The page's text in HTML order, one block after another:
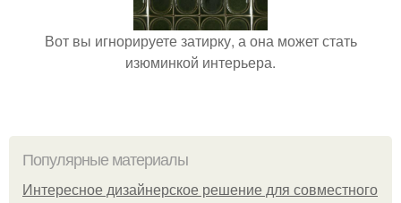
Вот вы игнорируете затирку, а она может стать
изюминкой интерьера.
Популярные материалы
Интересное дизайнерское решение для совместного